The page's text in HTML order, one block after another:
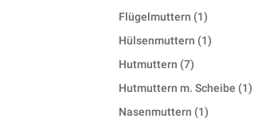
Flügelmuttern 11
product
Hülsenmuttern 11
Hutmuttern 77
products
Hutmuttern m. Scheibe 11
Nasenmuttern 11